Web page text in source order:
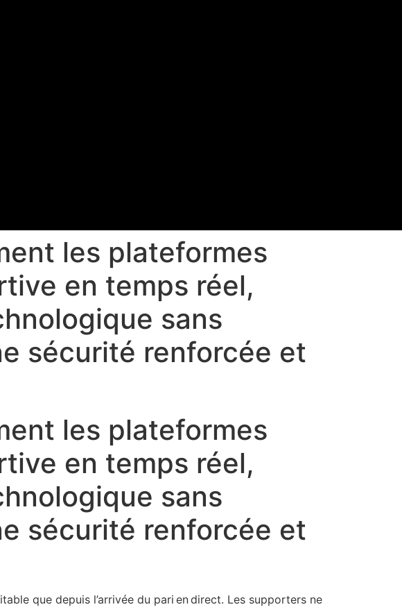
les plateformes
en temps réel,
sans
sécurité renforcée et
les plateformes
en temps réel,
sans
sécurité renforcée et
que depuis l’arrivée du pari en direct. Les supporters ne